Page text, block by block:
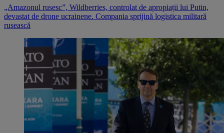
„Amazonul rusesc”, Wildberries, controlat de apropiații lui Putin,
devastat de drone ucrainene. Compania sprijină logistica militară
rusească